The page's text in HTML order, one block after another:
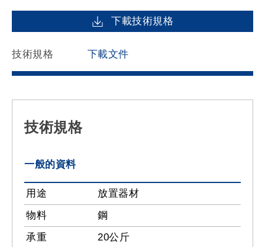
下載技術規格
技術規格 下載文件
技術規格
一般的資料
用途
放置器材
物料
鋼
承重
20公斤